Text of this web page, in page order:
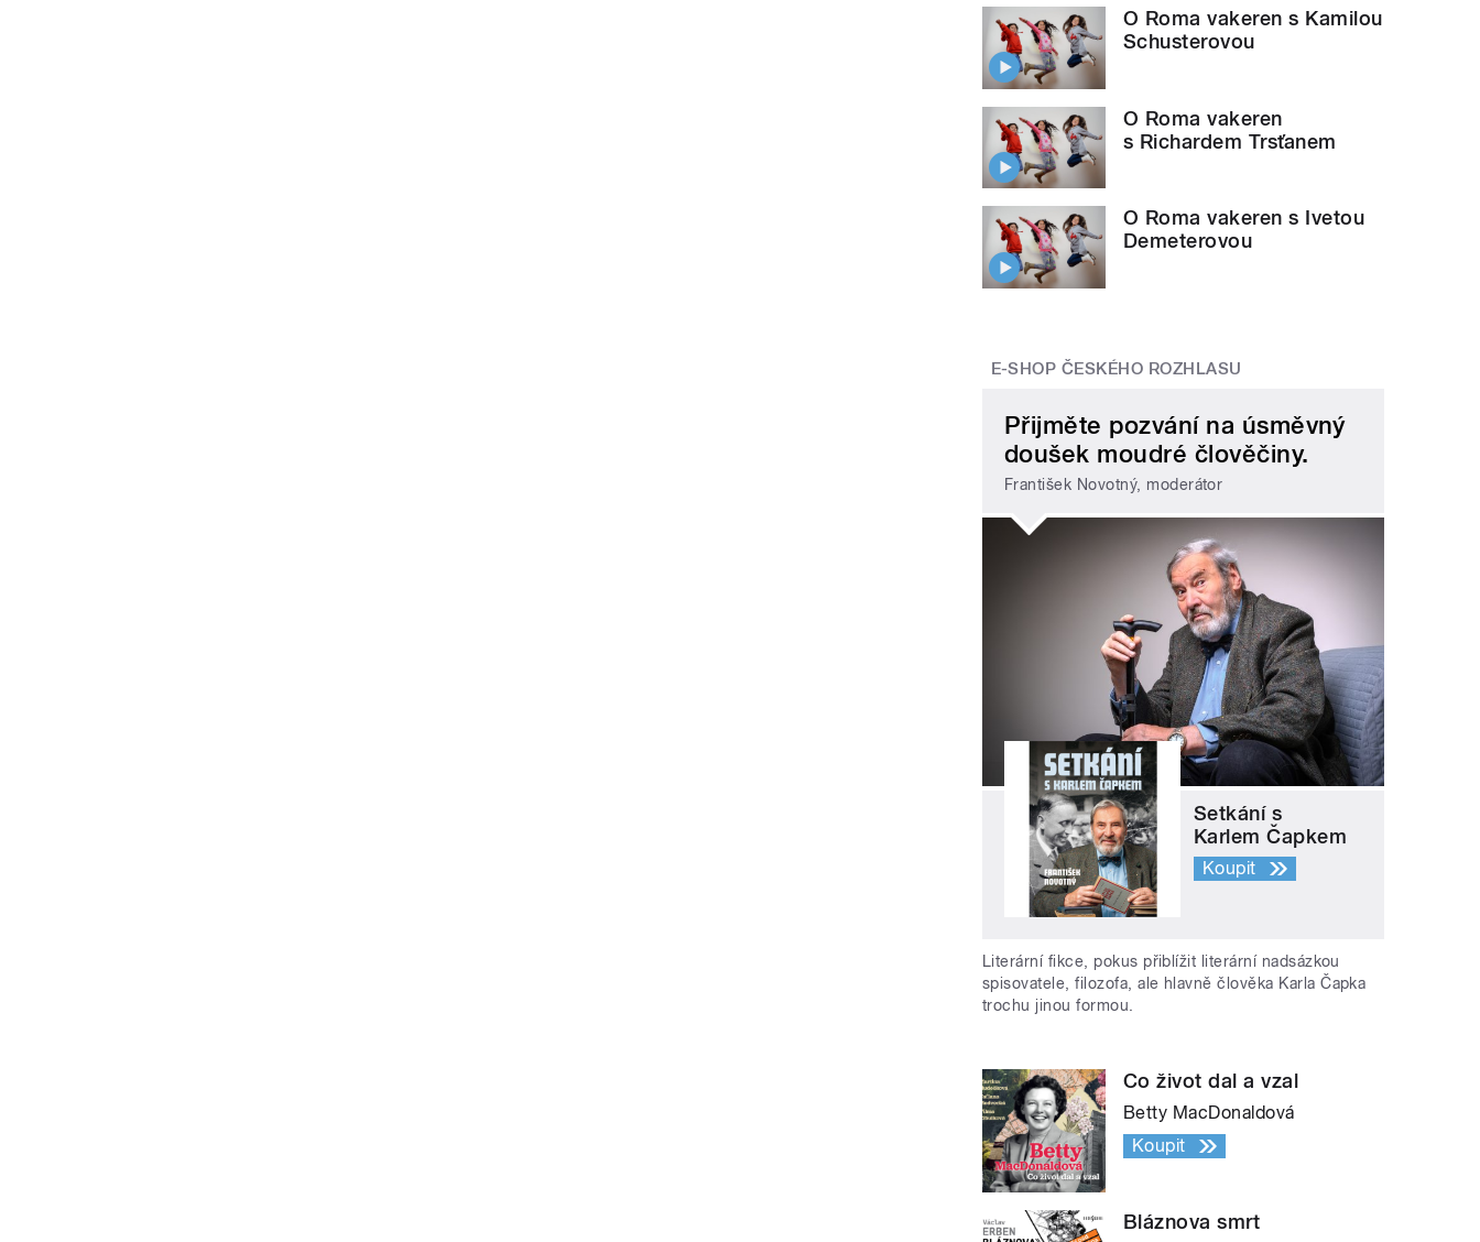
O Roma vakeren s Kamilou
Schusterovou
O Roma vakeren
s Richardem Trsťanem
O Roma vakeren s Ivetou
Demeterovou
E-SHOP ČESKÉHO ROZHLASU
Přijměte pozvání na úsměvný
doušek moudré člověčiny.
František Novotný, moderátor
Setkání s
Karlem Čapkem
Koupit
Literární fikce, pokus přiblížit literární nadsázkou
spisovatele, filozofa, ale hlavně člověka Karla Čapka
trochu jinou formou.
Co život dal a vzal
Betty MacDonaldová
Koupit
Bláznova smrt